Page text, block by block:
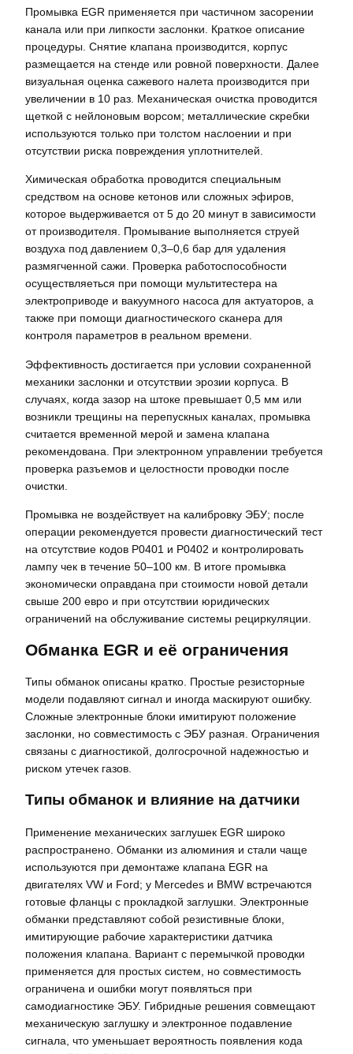
Промывка EGR применяется при частичном засорении
канала или при липкости заслонки. Краткое описание
процедуры. Снятие клапана производится, корпус
размещается на стенде или ровной поверхности. Далее
визуальная оценка сажевого налета производится при
увеличении в 10 раз. Механическая очистка проводится
щеткой с нейлоновым ворсом; металлические скребки
используются только при толстом наслоении и при
отсутствии риска повреждения уплотнителей.
Химическая обработка проводится специальным
средством на основе кетонов или сложных эфиров,
которое выдерживается от 5 до 20 минут в зависимости
от производителя. Промывание выполняется струей
воздуха под давлением 0,3–0,6 бар для удаления
размягченной сажи. Проверка работоспособности
осуществляеться при помощи мультитестера на
электроприводе и вакуумного насоса для актуаторов, а
также при помощи диагностического сканера для
контроля параметров в реальном времени.
Эффективность достигается при условии сохраненной
механики заслонки и отсутствии эрозии корпуса. В
случаях, когда зазор на штоке превышает 0,5 мм или
возникли трещины на перепускных каналах, промывка
считается временной мерой и замена клапана
рекомендована. При электронном управлении требуется
проверка разъемов и целостности проводки после
очистки.
Промывка не воздействует на калибровку ЭБУ; после
операции рекомендуется провести диагностический тест
на отсутствие кодов P0401 и P0402 и контролировать
лампу чек в течение 50–100 км. В итоге промывка
экономически оправдана при стоимости новой детали
свыше 200 евро и при отсутствии юридических
ограничений на обслуживание системы рециркуляции.
Обманка EGR и её ограничения
Типы обманок описаны кратко. Простые резисторные
модели подавляют сигнал и иногда маскируют ошибку.
Сложные электронные блоки имитируют положение
заслонки, но совместимость с ЭБУ разная. Ограничения
связаны с диагностикой, долгосрочной надежностью и
риском утечек газов.
Типы обманок и влияние на датчики
Применение механических заглушек EGR широко
распространено. Обманки из алюминия и стали чаще
используются при демонтаже клапана EGR на
двигателях VW и Ford; у Mercedes и BMW встречаются
готовые фланцы с прокладкой заглушки. Электронные
обманки представляют собой резистивные блоки,
имитирующие рабочие характеристики датчика
положения клапана. Вариант с перемычкой проводки
применяется для простых систем, но совместимость
ограничена и ошибки могут появляться при
самодиагностике ЭБУ. Гибридные решения совмещают
механическую заглушку и электронное подавление
сигнала, что уменьшает вероятность появления кода